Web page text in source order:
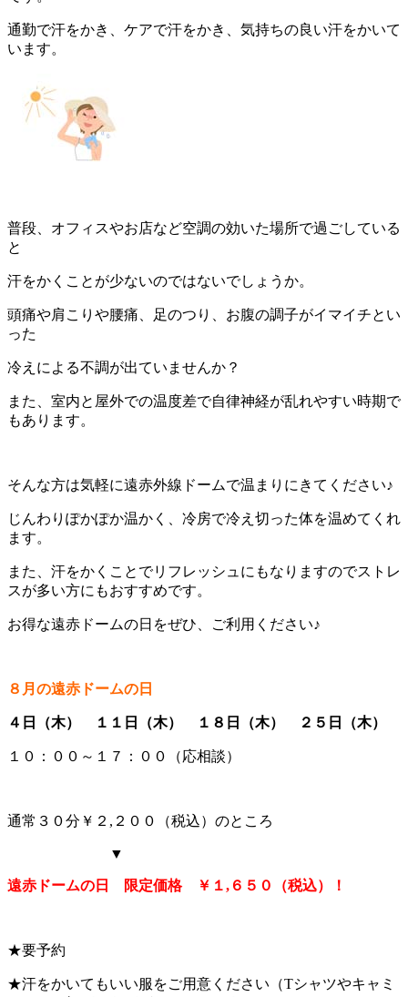
通勤で汗をかき、ケアで汗をかき、気持ちの良い汗をかいて
います。
普段、オフィスやお店など空調の効いた場所で過ごしている
と
汗をかくことが少ないのではないでしょうか。
頭痛や肩こりや腰痛、足のつり、お腹の調子がイマイチとい
った
冷えによる不調が出ていませんか？
また、室内と屋外での温度差で自律神経が乱れやすい時期で
もあります。
そんな方は気軽に遠赤外線ドームで温まりにきてください♪
じんわりぽかぽか温かく、冷房で冷え切った体を温めてくれ
ます。
また、汗をかくことでリフレッシュにもなりますのでストレ
スが多い方にもおすすめです。
お得な遠赤ドームの日をぜひ、ご利用ください♪
８月の遠赤ドームの日
４日（木） １１日（木） １８日（木） ２５日（木）
１０：００～１７：００（応相談）
通常３０分￥２,２００（税込）のところ
▼
遠赤ドームの日 限定価格 ￥１,６５０（税込）！
★要予約
★汗をかいてもいい服をご用意ください（Tシャツやキャミ